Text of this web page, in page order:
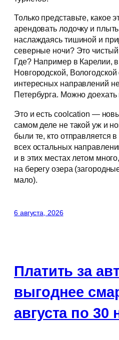
Только представьте, какое
арендовать лодочку и
наслаждаясь тишиной и
северные ночи? Это
Где? Например в Карелии,
Новгородской,
интересных направлений
Петербурга. Можно
Это и есть coolcation —
самом деле не такой уж и
были те, кто отправляется
всех остальных
и в этих местах летом
на берегу озера
мало).
6 августа, 2026
Платить за
выгоднее
августа по 30